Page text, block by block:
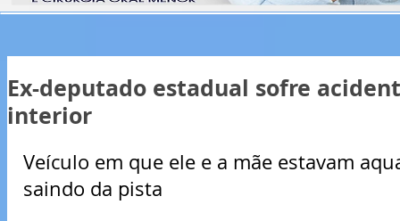
Ex-deputado estadual sofre
interior
Veículo em que ele e a mãe estavam
saindo da pista